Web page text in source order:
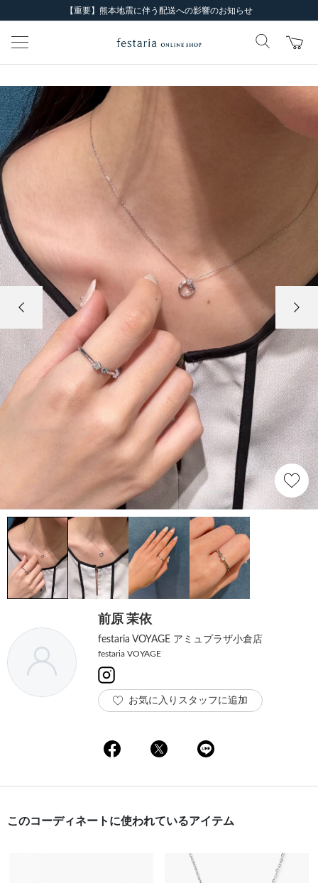
【重要】熊本地震に伴う配送への影響のお知らせ
前の画像
前原 茉依
festaria VOYAGE アミュプラザ小倉店
festaria VOYAGE
お気に入りスタッフに追加
このコーディネートに使われているアイテム